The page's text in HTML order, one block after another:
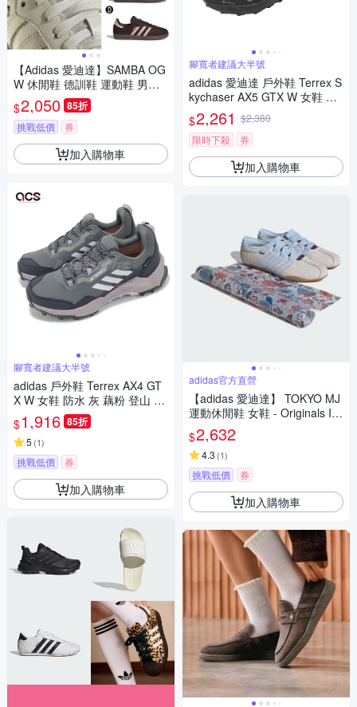
【Adidas 愛迪達】SAMBA OG
W 休閒鞋 德訓鞋 運動鞋 男女
A-IH6628 B-IH6627 精選四款
$2,050 85折
挑戰低價 券
加入購物車
腳寬者建議大半號
adidas 戶外鞋 Terrex AX4 GT
X W 女鞋 防水 灰 藕粉 登山 機
能 抗撕裂 愛迪達 IG6580
$1,916 85折
5 (1)
挑戰低價 券
加入購物車
腳寬者建議大半號
adidas 愛迪達 戶外鞋 Terrex S
kychaser AX5 GTX W 女鞋 黑
防水 越野 JQ2222
$2,261 $2,380
限時下殺
券
加入購物車
adidas官方直營
【adidas 愛迪達】 TOKYO MJ
運動休閒鞋 女鞋 - Originals IH
4532
$2,632
4.3 (1)
挑戰低價 券
加入購物車